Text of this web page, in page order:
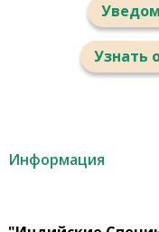
Узнать
Информация